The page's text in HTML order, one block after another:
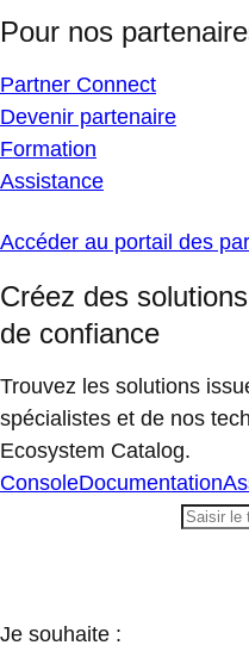
Pour nos
Partner Connect
Devenir partenaire
Formation
Assistance
Accéder au portail des
Créez des
de confiance
Trouvez les solutions
spécialistes et de nos
Ecosystem Catalog.
ConsoleDocumentation
Je souhaite :